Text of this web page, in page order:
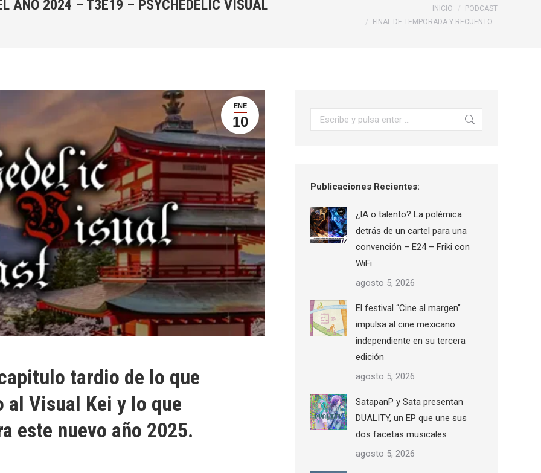
AÑO 2024 – T3E19 – PSYCHEDELIC VISUAL
INICIO
PODCAST
FINAL DE TEMPORADA Y RECUENTO…
ENE
10
tardio de lo que
al Visual Kei y lo que
este nuevo año 2025.
Buscar:
Publicaciones Recientes:
¿IA o talento? La polémica
detrás de un cartel para una
convención – E24 – Friki con
WiFi
agosto 5, 2026
El festival “Cine al margen”
impulsa al cine mexicano
independiente en su tercera
edición
agosto 5, 2026
SatapanP y Sata presentan
DUALITY, un EP que une sus
dos facetas musicales
agosto 5, 2026